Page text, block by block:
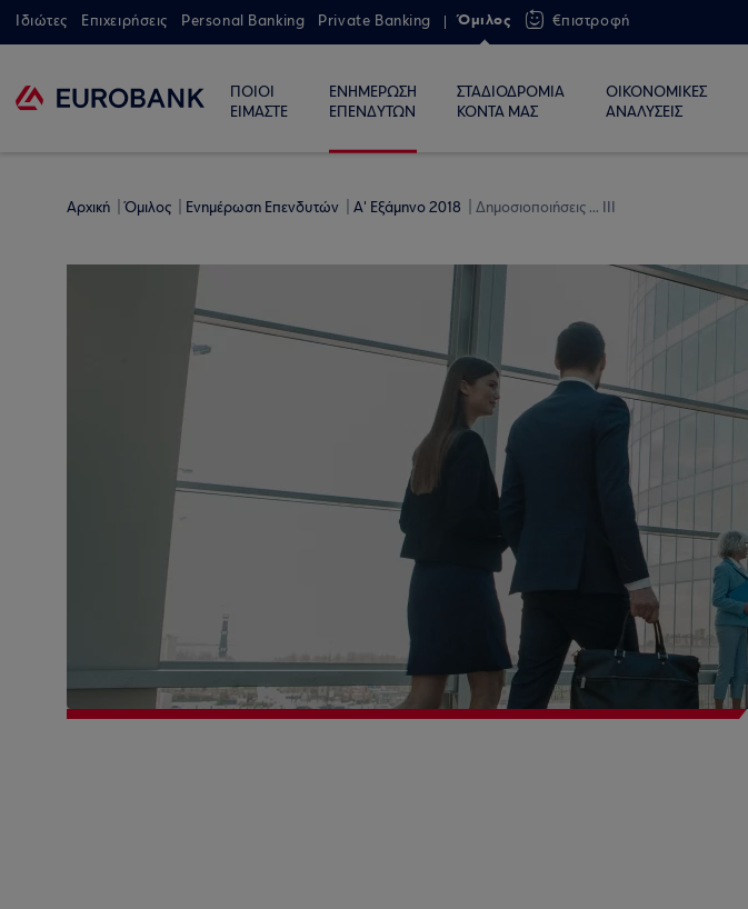
Ιδιώτες Επιχειρήσεις Personal Banking Private Banking Όμιλος €πιστροφή
ΠΟΙΟΙ
ΕΙΜΑΣΤΕ
ΕΝΗΜΕΡΩΣΗ
ΕΠΕΝΔΥΤΩΝ
ΣΤΑΔΙΟΔΡΟΜΙΑ
ΚΟΝΤΑ ΜΑΣ
ΟΙΚΟΝΟΜΙΚΕΣ
ΑΝΑΛΥΣΕΙΣ
Αρχική Όμιλος Ενημέρωση Επενδυτών Α' Εξάμηνο 2018 Δημοσιοποιήσεις ... ΙIΙ